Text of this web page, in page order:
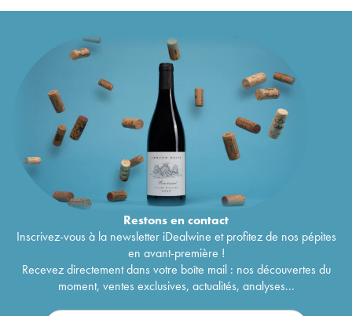
Restons encontact
Inscrivez-vous à la newsletter iDealwine et profitez de nos pépites
en avant-première !
Recevez directement dans votre boîte mail : nos découvertes du
moment, ventes exclusives, actualités, analyses...